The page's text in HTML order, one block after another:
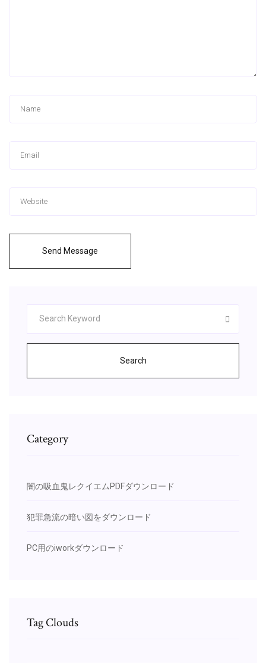
Send Message
Search
Category
闇の吸血鬼レクイエムPDFダウンロード
犯罪急流の暗い図をダウンロード
PC用のiworkダウンロード
Tag Clouds